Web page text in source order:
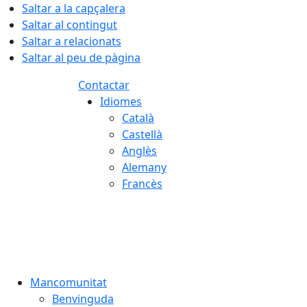
Saltar a la capçalera
Saltar al contingut
Saltar a relacionats
Saltar al peu de pàgina
Contactar
Idiomes
Català
Castellà
Anglès
Alemany
Francès
Mancomunitat
Benvinguda